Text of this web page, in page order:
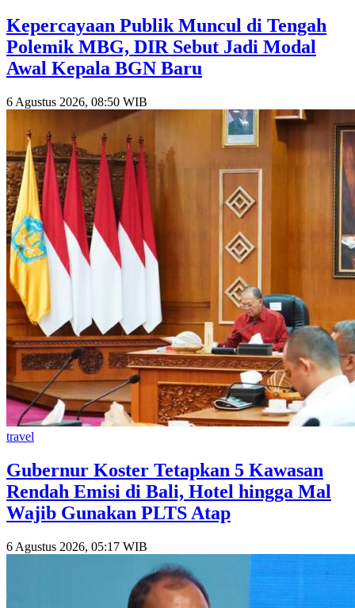
Kepercayaan Publik Muncul di Tengah
Polemik MBG, DIR Sebut Jadi Modal
Awal Kepala BGN Baru
6 Agustus 2026, 08:50 WIB
travel
Gubernur Koster Tetapkan 5 Kawasan
Rendah Emisi di Bali, Hotel hingga Mal
Wajib Gunakan PLTS Atap
6 Agustus 2026, 05:17 WIB